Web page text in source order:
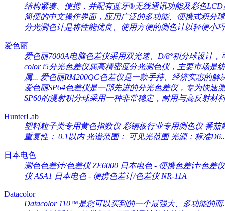
结构紧凑、便携，并配有蓝牙®无线通讯功能及彩色LCD
简便的中文操作界面，应用广泛的多功能、便携式积分
分光测色计是将性能优良、使用方便的测色计以轻便小
爱色丽
爱色丽7000A电脑色差仪采用双光速、D/8°积分球设计，
color i5分光色差仪属高精密度分光测色仪，主要市场是
属... 爱色丽RM200QC色差仪是一款手持、经济实惠的解
爱色丽SP64色差仪是一部先进的分光色差仪，专为快速
SP60的漫射积分球采用一种非常稳定，耐用与高反射材料
HunterLab
塑料粒子类专用黄色指数仪 彩钢板行业专用测色仪 番茄
重复性： 0.1以内 光谱范围： 可见光范围 光源：标准
日本电色
测色色差计/色差仪 ZE6000 日本电色 - 便携色差计/色差
仪 ASA1 日本电色 - 便携色差计/色差仪 NR-11A
Datacolor
Datacolor 110™是您可以买到的一个最强大、多功能的而